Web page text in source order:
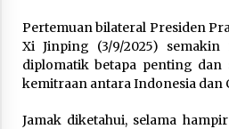
Pertemuan bilateral Presiden
Xi Jinping (3/9/2025) semakin
diplomatik betapa penting dan
kemitraan antara Indonesia dan
Jamak diketahui, selama